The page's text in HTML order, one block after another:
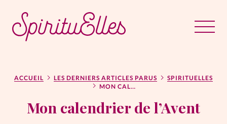
Tous les articles
Actus
Actus au féminin
ACCUEIL LES DERNIERS ARTICLES PARUS
SPIRITUELLES
MON CALENDRIER DE L’AVENT
Mon calendrier de l’Avent